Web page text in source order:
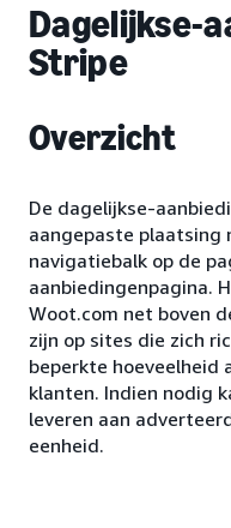
Dagelijkse-
Stripe
Overzicht
De dagelijkse-
aangepaste plaatsing
navigatiebalk op de
aanbiedingenpagina.
Woot.com net boven
zijn op sites die zich
beperkte hoeveelheid
klanten. Indien nodig
leveren aan
eenheid.